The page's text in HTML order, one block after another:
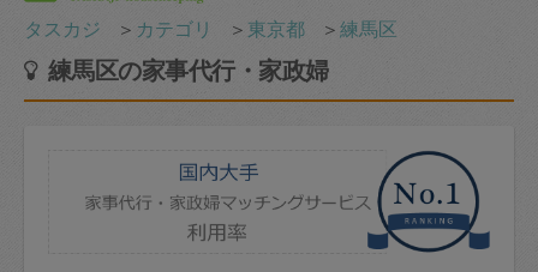
タスカジ ＞ カテゴリ ＞ 東京都 ＞練馬区
練馬区の家事代行・家政婦